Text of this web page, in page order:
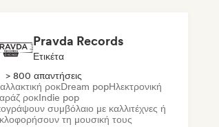
Pravda Records
Ετικέτα
> 800 απαντήσεις
ροκDream popΗλεκτρονική
ροκIndie pop
συμβόλαιο με καλλιτέχνες ή
τη μουσική τους